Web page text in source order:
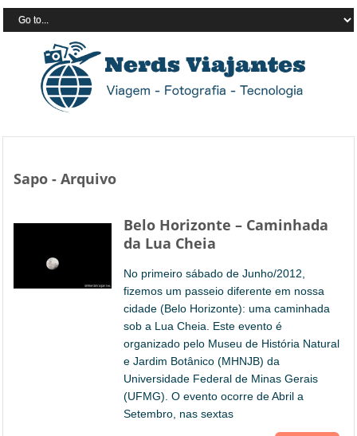
Sapo - Arquivo
Belo Horizonte – Caminhada
da Lua Cheia
No primeiro sábado de Junho/2012,
fizemos um passeio diferente em nossa
cidade (Belo Horizonte): uma caminhada
sob a Lua Cheia. Este evento é
organizado pelo Museu de História Natural
e Jardim Botânico (MHNJB) da
Universidade Federal de Minas Gerais
(UFMG). O evento ocorre de Abril a
Setembro, nas sextas